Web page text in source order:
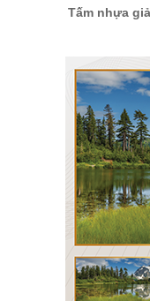
Tấm nhựa